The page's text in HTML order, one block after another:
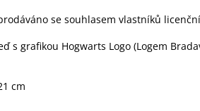
se souhlasem vlastníků
s grafikou Hogwarts Logo (Logem
cm